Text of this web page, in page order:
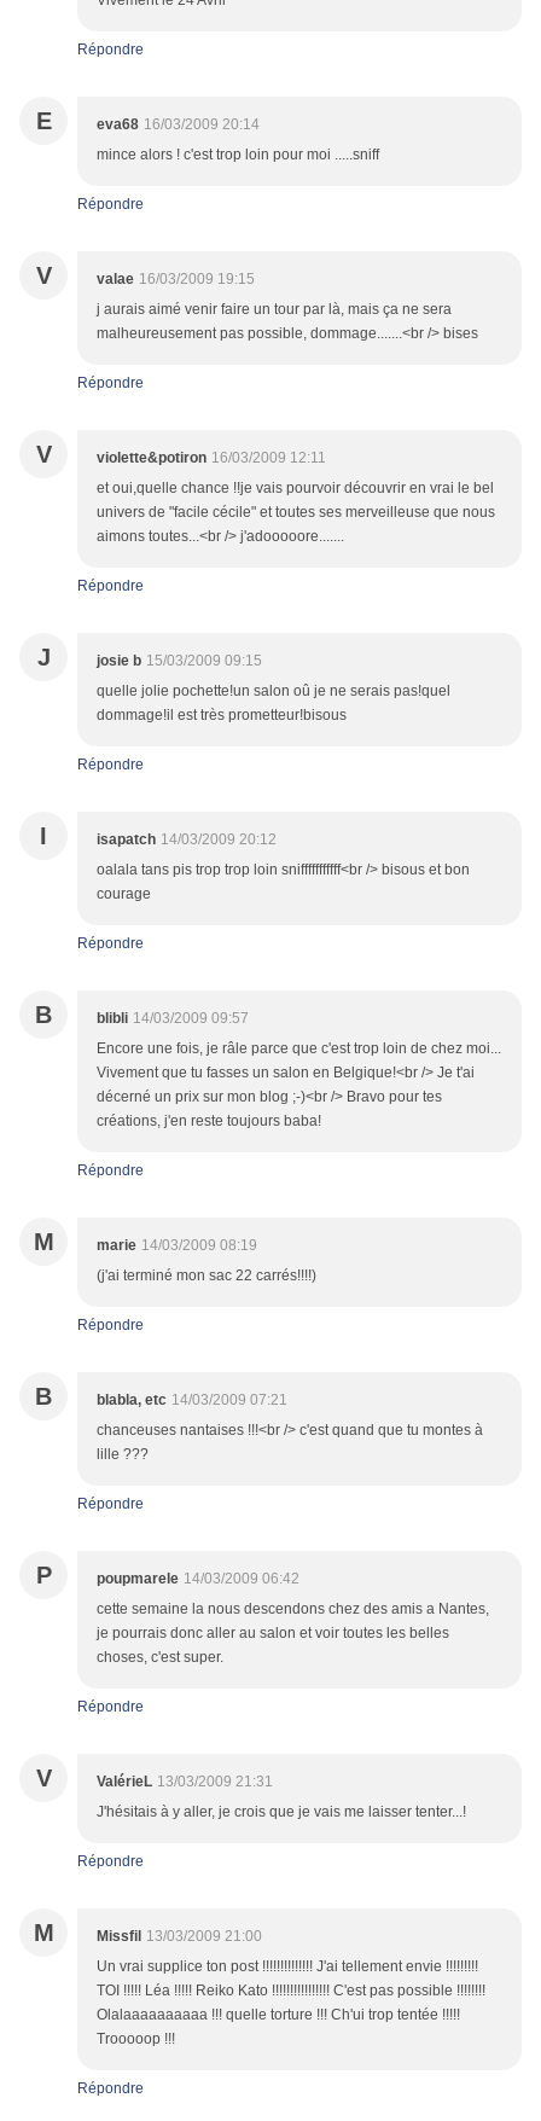
Répondre
E eva68 16/03/2009 20:14
mince alors ! c'est trop loin pour moi .....sniff
Répondre
V valae 16/03/2009 19:15
j aurais aimé venir faire un tour par là, mais ça ne sera
malheureusement pas possible, dommage.......<br /> bises
Répondre
V violette&potiron 16/03/2009 12:11
et oui,quelle chance !!je vais pourvoir découvrir en vrai le bel
univers de "facile cécile" et toutes ses merveilleuse que nous
aimons toutes...<br /> j'adooooore.......
Répondre
J josie b 15/03/2009 09:15
quelle jolie pochette!un salon oû je ne serais pas!quel
dommage!il est très prometteur!bisous
Répondre
I isapatch 14/03/2009 20:12
oalala tans pis trop trop loin snifffffffffff<br /> bisous et bon
courage
Répondre
B blibli 14/03/2009 09:57
Encore une fois, je râle parce que c'est trop loin de chez moi...
Vivement que tu fasses un salon en Belgique!<br /> Je t'ai
décerné un prix sur mon blog ;-)<br /> Bravo pour tes
créations, j'en reste toujours baba!
Répondre
M marie 14/03/2009 08:19
(j'ai terminé mon sac 22 carrés!!!!)
Répondre
B blabla, etc 14/03/2009 07:21
chanceuses nantaises !!!<br /> c'est quand que tu montes à
lille ???
Répondre
P poupmarele 14/03/2009 06:42
cette semaine la nous descendons chez des amis a Nantes,
je pourrais donc aller au salon et voir toutes les belles
choses, c'est super.
Répondre
V ValérieL 13/03/2009 21:31
J'hésitais à y aller, je crois que je vais me laisser tenter...!
Répondre
M Missfil 13/03/2009 21:00
Un vrai supplice ton post !!!!!!!!!!!!!! J'ai tellement envie !!!!!!!!!
TOI !!!!! Léa !!!!! Reiko Kato !!!!!!!!!!!!!!!! C'est pas possible !!!!!!!!
Olalaaaaaaaaaa !!! quelle torture !!! Ch'ui trop tentée !!!!!
Trooooop !!!
Répondre